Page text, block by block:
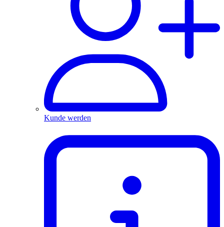
Kunde werden